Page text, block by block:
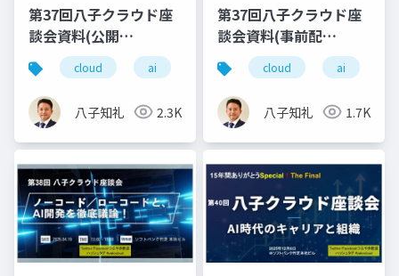
第37回八子クラウド座
談会資料(公開
用)_20241116
cloud ai bpaas saas
八子知礼 2.3K
第37回八子クラウド座
談会資料(事前配
布)_20241116
cloud ai
八子知礼 1.7K